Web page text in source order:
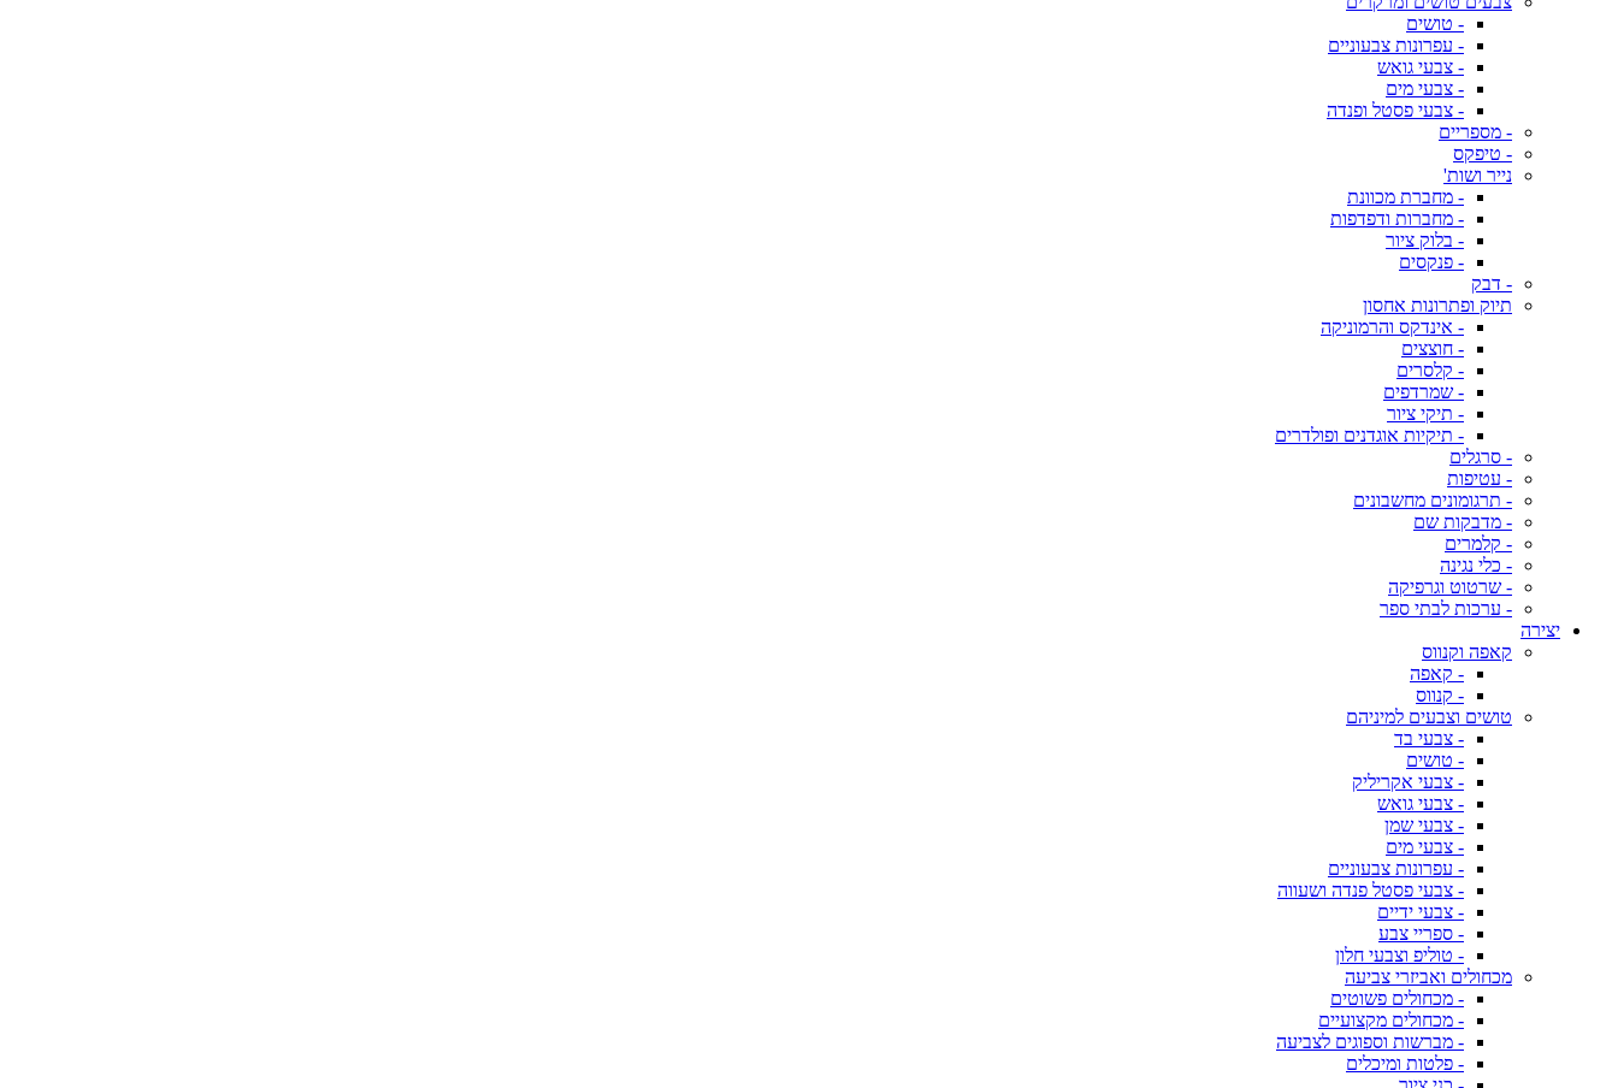
- טושים
- עפרונות צבעוניים
- צבעי גואש
- צבעי מים
- צבעי פסטל ופנדה
- מספריים
- טיפקס
נייר ושות'
- מחברת מכוונת
- מחברות ודפדפות
- בלוק ציור
- פנקסים
- דבק
תיוק ופתרונות אחסון
- אינדקס והרמוניקה
- חוצצים
- קלסרים
- שמרדפים
- תיקי ציור
- תיקיות אוגדנים ופולדרים
- סרגלים
- עטיפות
- תרגומונים מחשבונים
- מדבקות שם
- קלמרים
- כלי נגינה
- שרטוט וגרפיקה
- ערכות לבתי ספר
יצירה
קאפה וקנווס
- קאפה
- קנווס
טושים וצבעים למיניהם
- צבעי בד
- טושים
- צבעי אקריליק
- צבעי גואש
- צבעי שמן
- צבעי מים
- עפרונות צבעוניים
- צבעי פסטל פנדה ושעווה
- צבעי ידיים
- ספריי צבע
- טוליפ וצבעי חלון
מכחולים ואביזרי צביעה
- מכחולים פשוטים
- מכחולים מקצועיים
- מברשות וספוגים לצביעה
- פלטות ומיכלים